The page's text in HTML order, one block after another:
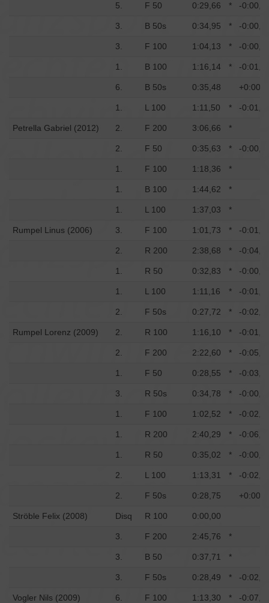
5. F 50 0:29,66 * -
3. B 50s 0:34,95 * -
3. F 100 1:04,13 * -
1. B 100 1:16,14 * -
6. B 50s 0:35,48
1. L 100 1:11,50 * -
Petrella Gabriel (2012) 2. F 200 3:06,66 *
2. F 50 0:35,63 * -
1. F 100 1:18,36 *
1. B 100 1:44,62 *
1. L 100 1:37,03 *
Rumpel Linus (2006) 3. F 100 1:01,73 * -
2. R 200 2:38,68 * -
1. R 50 0:32,83 * -
1. L 100 1:11,16 * -
2. F 50s 0:27,72 * -
Rumpel Lorenz (2009) 2. R 100 1:16,10 * -
2. F 200 2:22,60 * -
1. F 50 0:28,55 * -
3. R 50s 0:34,78 * -
1. F 100 1:02,52 * -
1. R 200 2:40,29 * -
1. R 50 0:35,02 * -
2. L 100 1:13,31 * -
2. F 50s 0:28,75
Ströble Felix (2008) Disq R 100 0:00,00
3. F 200 2:45,76 *
3. B 50 0:37,71 *
3. F 50s 0:28,49 * -
Vogler Nils (2009) 6. F 100 1:13,30 * -